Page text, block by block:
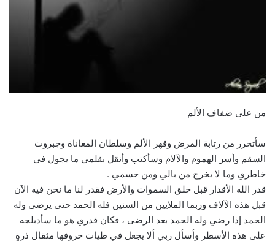
من على ضفاف الألم
سأتحرر من رتابة المرض وقهر الألم وسلطان المعاناة وجبروت
السقم وأسر الهموم والآلام وسأكتب وأنقل بقلمي ما يجول في
خاطري وما لا يخرج من بالي ومن جسمي .
قدر الله الأقدار قبل خلق السموات والأرض فقدر لنا ما نحن فيه الآن
قبل هذه الآلاف وربما الملايين من السنين فله الحمد حتى يرضى وله
الحمد إذا رضي وله الحمد بعد الرضى ، فكان قدري هو ما سأدبلجه
على هذه الأسطر وأسأل ربي ألا يجعل في طيات حروفها مثقال ذرةٍ